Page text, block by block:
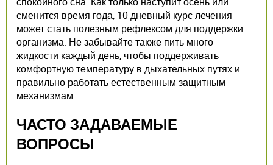
сменится время года, 10-дневный курс лечения
может стать полезным рефлексом для поддержки
организма. Не забывайте также пить много
жидкости каждый день, чтобы поддерживать
комфортную температуру в дыхательных путях и
правильно работать естественным защитным
механизмам.
ЧАСТО ЗАДАВАЕМЫЕ
ВОПРОСЫ